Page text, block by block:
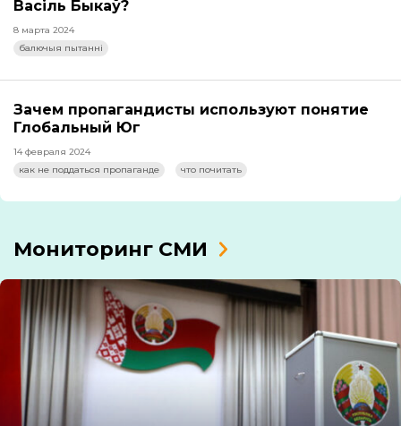
Васіль Быкаў?
8 марта 2024
балючыя пытанні
Зачем пропагандисты используют понятие
Глобальный Юг
14 февраля 2024
как не поддаться пропаганде
что почитать
Мониторинг СМИ